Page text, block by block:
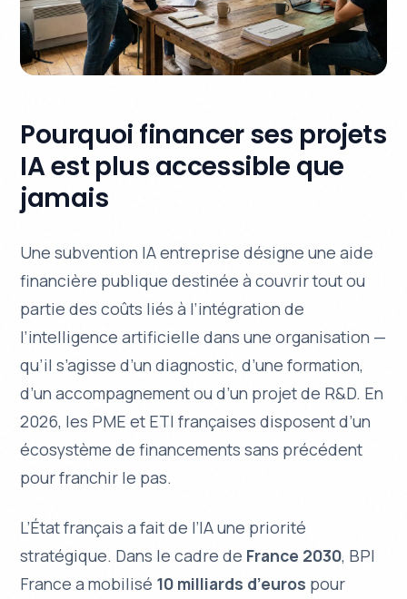
Pourquoi financer ses projets
IA est plus accessible que
jamais
Une subvention IA entreprise désigne une aide
financière publique destinée à couvrir tout ou
partie des coûts liés à l’intégration de
l’intelligence artificielle dans une organisation —
qu’il s’agisse d’un diagnostic, d’une formation,
d’un accompagnement ou d’un projet de R&D. En
2026, les PME et ETI françaises disposent d’un
écosystème de financements sans précédent
pour franchir le pas.
L’État français a fait de l’IA une priorité
stratégique. Dans le cadre de France 2030, BPI
France a mobilisé 10 milliards d’euros pour